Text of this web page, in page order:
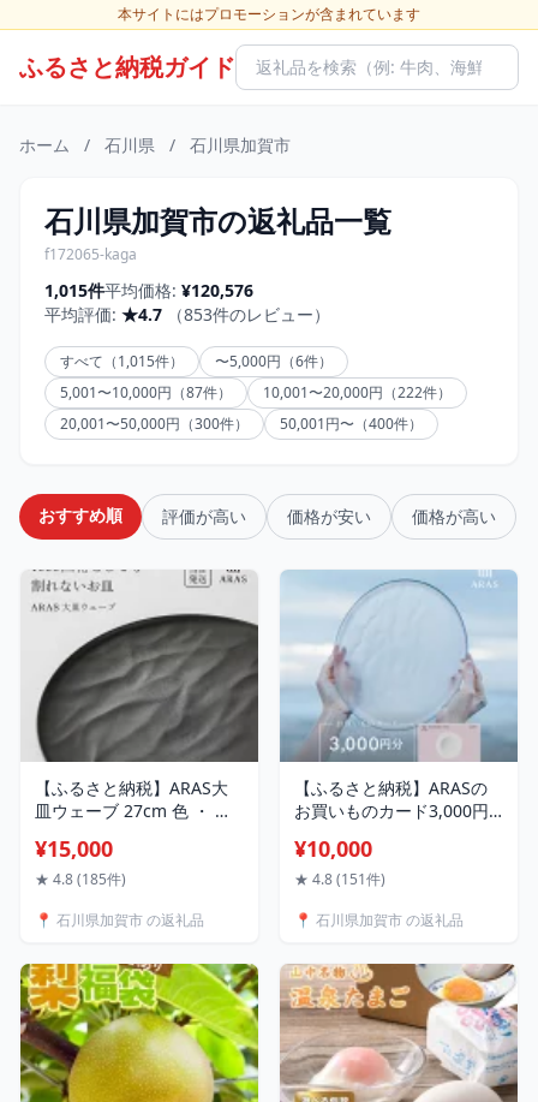
本サイトにはプロモーションが含まれています
ふるさと納税ガイド
ホーム / 石川県 / 石川県加賀市
石川県加賀市の返礼品一覧
f172065-kaga
1,015件平均価格: ¥120,576
平均評価: ★4.7 （853件のレビュー）
すべて（1,015件）
〜5,000円（6件）
5,001〜10,000円（87件）
10,001〜20,000円（222件）
20,001〜50,000円（300件）
50,001円〜（400件）
おすすめ順 評価が高い 価格が安い 価格が高い
【ふるさと納税】ARAS大
皿ウェーブ 27cm 色 ・ 枚
最短 当日 発送 大皿 プレー
ト 割れない 保証付き ARAS
器 うつわ 贈り物 ギフト 新
3万円 15000円 30000円
F6P-2584var
¥15,000
★ 4.8 (185件)
📍 石川県加賀市 の返礼品
【ふるさと納税】ARASの
お買いものカード3,000円
うつわ 贈り物 ギフト カタ
ログギフト 1万円 10000円
2625
¥10,000
★ 4.8 (151件)
📍 石川県加賀市 の返礼品